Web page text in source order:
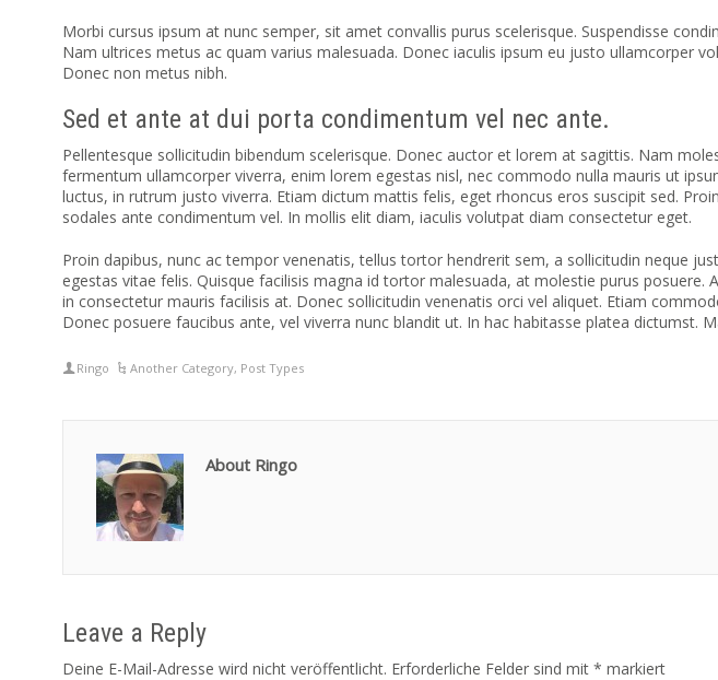
Morbi cursus ipsum at nunc semper, sit amet convallis purus scelerisque. Suspendisse
Nam ultrices metus ac quam varius malesuada. Donec iaculis ipsum eu justo ullamcorper
Donec non metus nibh.
Sed et ante at dui porta condimentum vel nec ante.
Pellentesque sollicitudin bibendum scelerisque. Donec auctor et lorem at sagittis. Nam
fermentum ullamcorper viverra, enim lorem egestas nisl, nec commodo nulla mauris ut
luctus, in rutrum justo viverra. Etiam dictum mattis felis, eget rhoncus eros suscipit sed.
sodales ante condimentum vel. In mollis elit diam, iaculis volutpat diam consectetur eget.
Proin dapibus, nunc ac tempor venenatis, tellus tortor hendrerit sem, a sollicitudin neque
egestas vitae felis. Quisque facilisis magna id tortor malesuada, at molestie purus
in consectetur mauris facilisis at. Donec sollicitudin venenatis orci vel aliquet. Etiam
Donec posuere faucibus ante, vel viverra nunc blandit ut. In hac habitasse platea dictumst.
Ringo Another Category, Post Types
About Ringo
Leave a Reply
Deine E-Mail-Adresse wird nicht veröffentlicht. Erforderliche Felder sind mit * markiert